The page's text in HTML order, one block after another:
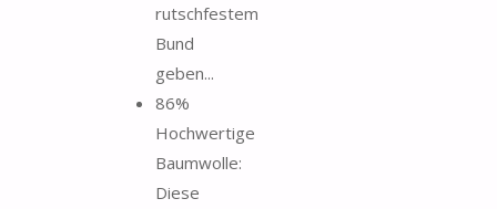
rutschfestem
Bund
geben...
86%
Hochwertige
Baumwolle:
Diese